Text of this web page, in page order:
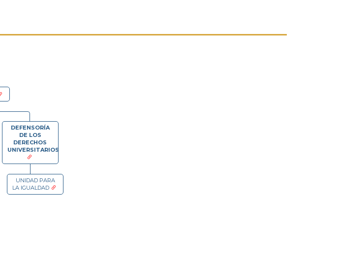
DEFENSORÍA
DE LOS
DERECHOS
UNIVERSITARIOS
UNIDAD PARA
LA IGUALDAD